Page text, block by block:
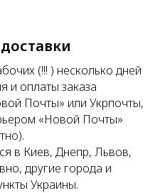
(!!! ) несколько дней
и оплаты заказа
Почты» или Укрпочты,
«Новой Почты»
в Киев, Днепр, Львов,
другие города и
Украины.